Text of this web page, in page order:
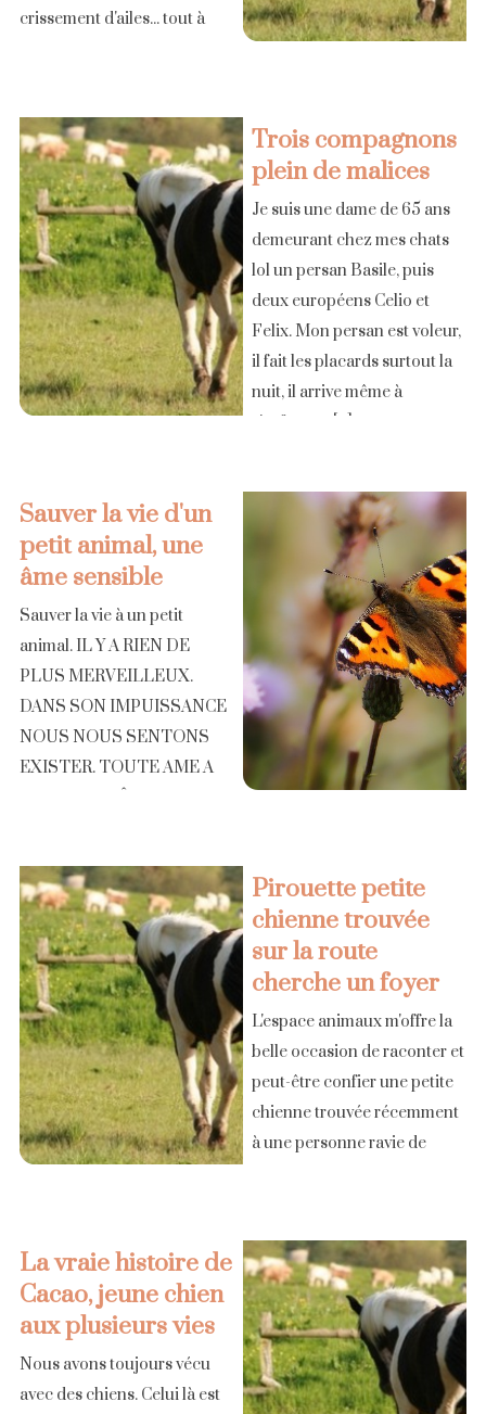
crissement d'ailes... tout à
Trois compagnons
plein de malices
Je suis une dame de 65 ans
demeurant chez mes chats
lol un persan Basile, puis
deux européens Celio et
Felix. Mon persan est voleur,
il fait les placards surtout la
nuit, il arrive même à
s'enfermer [...]
Sauver la vie d'un
petit animal, une
âme sensible
Sauver la vie à un petit
animal. IL Y A RIEN DE
PLUS MERVEILLEUX.
DANS SON IMPUISSANCE
NOUS NOUS SENTONS
EXISTER. TOUTE AME A
FEMME. C'EST DONNER
[...]
Pirouette petite
chienne trouvée
sur la route
cherche un foyer
L'espace animaux m'offre la
belle occasion de raconter et
peut-être confier une petite
chienne trouvée récemment
à une personne ravie de
en [...]
La vraie histoire de
Cacao, jeune chien
aux plusieurs vies
Nous avons toujours vécu
avec des chiens. Celui là est